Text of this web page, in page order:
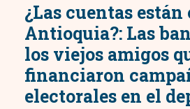
¿Las cuentas están
Antioquia?: Las
los viejos amigos
financiaron
electorales en el